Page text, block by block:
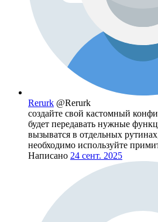
Rerurk @Rerurk
создайте свой кастомный
будет передавать нужные
вызыватся в отдельных
необходимо используйте
Написано 24 сент. 2025